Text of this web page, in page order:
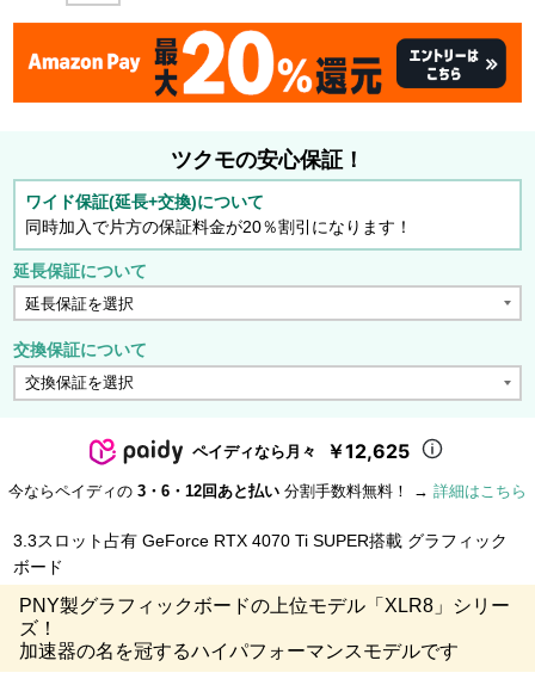
ツクモの安心保証！
ワイド保証(延長+交換)について
同時加入で片方の保証料金が20％割引になります！
延長保証について
交換保証について
ペイディなら月々 ￥12,625
今ならペイディの 3・6・12回あと払い 分割手数料無料！ → 詳細はこちら
3.3スロット占有 GeForce RTX 4070 Ti SUPER搭載 グラフィック
ボード
PNY製グラフィックボードの上位モデル「XLR8」シリー
ズ！
加速器の名を冠するハイパフォーマンスモデルです